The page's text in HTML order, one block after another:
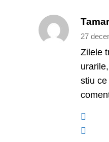
27
Zilele
stiu